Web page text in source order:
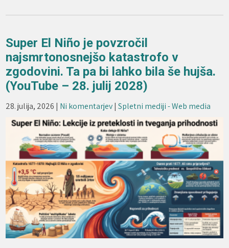
Super El Niño je povzročil
najsmrtonosnejšo katastrofo v
zgodovini. Ta pa bi lahko bila še hujša.
(YouTube – 28. julij 2028)
28. julija, 2026 | Ni komentarjev|Spletni mediji - Web media